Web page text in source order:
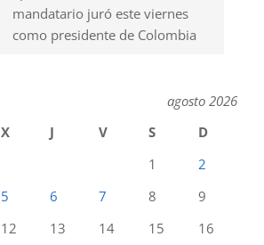
mandatario juró este viernes
como presidente de Colombia
agosto 2026
X J V S
D
1
2
5 6 7 8
9
12 13 14 15
16